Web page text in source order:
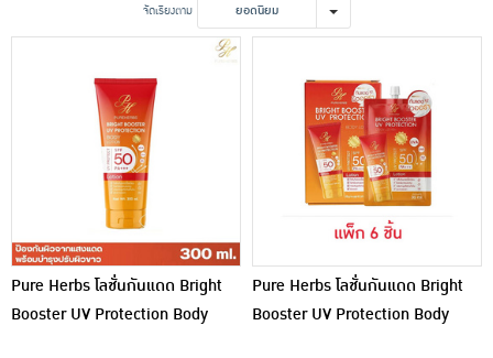
ขนมขบเคี้ยว และช็อคโกแลต
อาหารสด ผัก ผลไม้และเบเกอรี่
จัดเรียงตาม ยอดนิยม
Pure Herbs โลชั่นกันแดด Bright
Booster UV Protection Body
Pure Herbs โลชั่นกันแดด Bright
Booster UV Protection Body